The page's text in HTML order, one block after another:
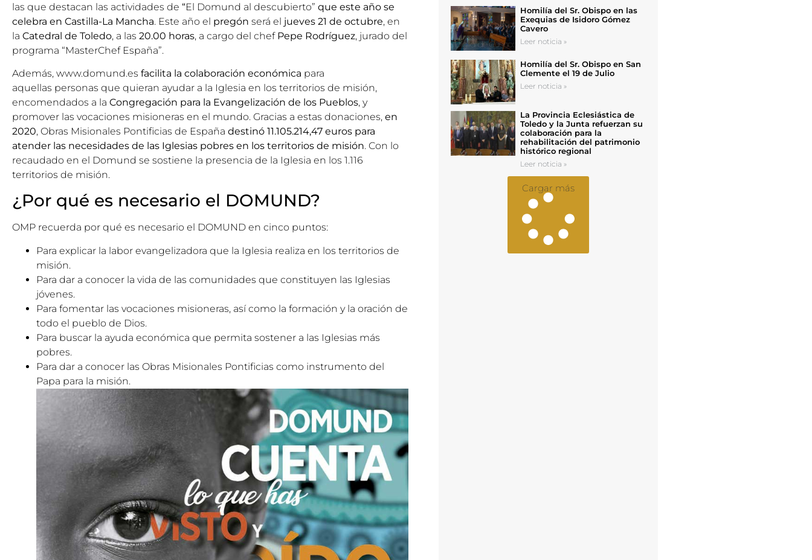
las que destacan las actividades de “El Domund al descubierto” que este año se
celebra en Castilla-La Mancha. Este año el pregón será el jueves 21 de octubre, en
la Catedral de Toledo, a las 20.00 horas, a cargo del chef Pepe Rodríguez, jurado del
programa “MasterChef España”.
Además, www.domund.es facilita la colaboración económica para
aquellas personas que quieran ayudar a la Iglesia en los territorios de misión,
encomendados a la Congregación para la Evangelización de los Pueblos, y
promover las vocaciones misioneras en el mundo. Gracias a estas donaciones, en
2020, Obras Misionales Pontificias de España destinó 11.105.214,47 euros para
atender las necesidades de las Iglesias pobres en los territorios de misión. Con lo
recaudado en el Domund se sostiene la presencia de la Iglesia en los 1.116
territorios de misión.
¿Por qué es necesario el DOMUND?
OMP recuerda por qué es necesario el DOMUND en cinco puntos:
Para explicar la labor evangelizadora que la Iglesia realiza en los territorios de
misión.
Para dar a conocer la vida de las comunidades que constituyen las Iglesias
jóvenes.
Para fomentar las vocaciones misioneras, así como la formación y la oración de
todo el pueblo de Dios.
Para buscar la ayuda económica que permita sostener a las Iglesias más
pobres.
Para dar a conocer las Obras Misionales Pontificias como instrumento del
Papa para la misión.
Homilía del Sr. Obispo en las
Exequias de Isidoro Gómez
Cavero
Leer noticia »
Homilía del Sr. Obispo en San
Clemente el 19 de Julio
Leer noticia »
La Provincia Eclesiástica de
Toledo y la Junta refuerzan su
colaboración para la
rehabilitación del patrimonio
histórico regional
Leer noticia »
Cargar más